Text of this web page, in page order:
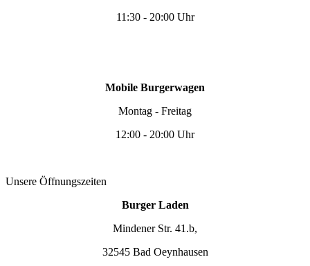
11:30 - 20:00 Uhr
Mobile Burgerwagen
Montag - Freitag
12:00 - 20:00 Uhr
Unsere Öffnungszeiten
Burger Laden
Mindener Str. 41.b,
32545 Bad Oeynhausen